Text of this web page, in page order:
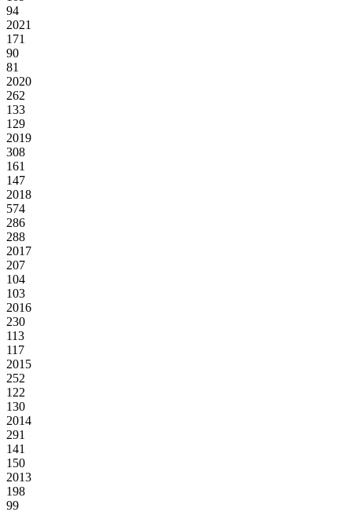
94
2021
171
90
81
2020
262
133
129
2019
308
161
147
2018
574
286
288
2017
207
104
103
2016
230
113
117
2015
252
122
130
2014
291
141
150
2013
198
99